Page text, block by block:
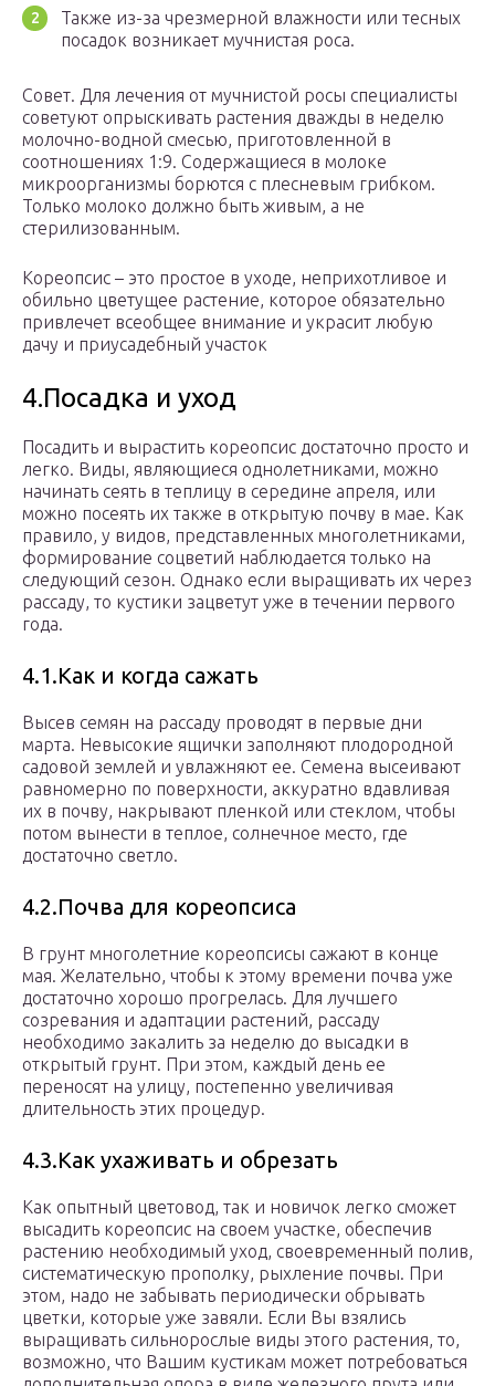
Также из-за чрезмерной влажности или тесных
посадок возникает мучнистая роса.
Совет. Для лечения от мучнистой росы специалисты
советуют опрыскивать растения дважды в неделю
молочно-водной смесью, приготовленной в
соотношениях 1:9. Содержащиеся в молоке
микроорганизмы борются с плесневым грибком.
Только молоко должно быть живым, а не
стерилизованным.
Кореопсис – это простое в уходе, неприхотливое и
обильно цветущее растение, которое обязательно
привлечет всеобщее внимание и украсит любую
дачу и приусадебный участок
4.Посадка и уход
Посадить и вырастить кореопсис достаточно просто и
легко. Виды, являющиеся однолетниками, можно
начинать сеять в теплицу в середине апреля, или
можно посеять их также в открытую почву в мае. Как
правило, у видов, представленных многолетниками,
формирование соцветий наблюдается только на
следующий сезон. Однако если выращивать их через
рассаду, то кустики зацветут уже в течении первого
года.
4.1.Как и когда сажать
Высев семян на рассаду проводят в первые дни
марта. Невысокие ящички заполняют плодородной
садовой землей и увлажняют ее. Семена высеивают
равномерно по поверхности, аккуратно вдавливая
их в почву, накрывают пленкой или стеклом, чтобы
потом вынести в теплое, солнечное место, где
достаточно светло.
4.2.Почва для кореопсиса
В грунт многолетние кореопсисы сажают в конце
мая. Желательно, чтобы к этому времени почва уже
достаточно хорошо прогрелась. Для лучшего
созревания и адаптации растений, рассаду
необходимо закалить за неделю до высадки в
открытый грунт. При этом, каждый день ее
переносят на улицу, постепенно увеличивая
длительность этих процедур.
4.3.Как ухаживать и обрезать
Как опытный цветовод, так и новичок легко сможет
высадить кореопсис на своем участке, обеспечив
растению необходимый уход, своевременный полив,
систематическую прополку, рыхление почвы. При
этом, надо не забывать периодически обрывать
цветки, которые уже завяли. Если Вы взялись
выращивать сильнорослые виды этого растения, то,
возможно, что Вашим кустикам может потребоваться